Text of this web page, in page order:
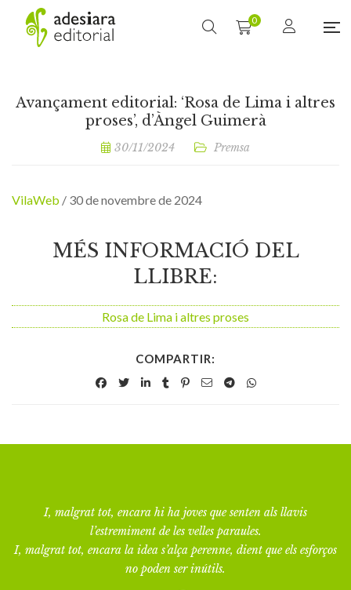
0
Avançament editorial: ‘Rosa de Lima i altres
proses’, d’Àngel Guimerà
30/11/2024 Premsa
VilaWeb / 30 de novembre de 2024
MÉS INFORMACIÓ DEL
LLIBRE:
Rosa de Lima i altres proses
COMPARTIR:
I, malgrat tot, encara hi ha joves que senten als llavis
l’estremiment de les velles paraules.
I, malgrat tot, encara la idea s’alça perenne, dient que els esforços
no poden ser inútils.